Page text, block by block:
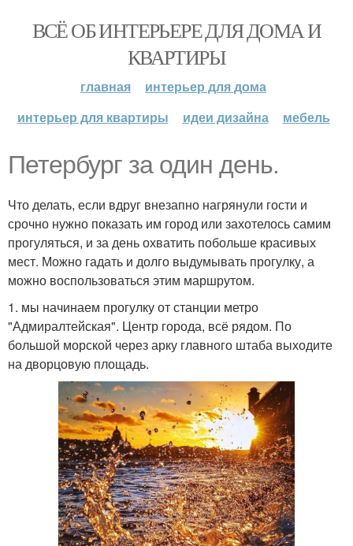
ВСЁ ОБ ИНТЕРЬЕРЕ ДЛЯ ДОМА И
КВАРТИРЫ
главная
интерьер для дома
интерьер для квартиры
идеи дизайна мебель
Петербург за один день.
Что делать, если вдруг внезапно нагрянули гости и
срочно нужно показать им город или захотелось самим
прогуляться, и за день охватить побольше красивых
мест. Можно гадать и долго выдумывать прогулку, а
можно воспользоваться этим маршрутом.
1. мы начинаем прогулку от станции метро
"Адмиралтейская". Центр города, всё рядом. По
большой морской через арку главного штаба выходите
на дворцовую площадь.